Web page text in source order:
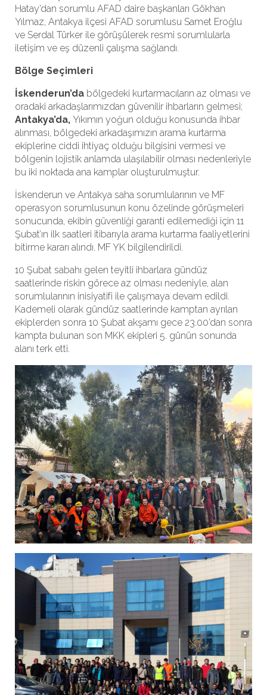
Hatay’dan sorumlu AFAD daire başkanları Gökhan
Yılmaz, Antakya ilçesi AFAD sorumlusu Samet Eroğlu
ve Serdal Türker ile görüşülerek resmi sorumlularla
iletişim ve eş düzenli çalışma sağlandı.
Bölge Seçimleri
İskenderun’da bölgedeki kurtarmacıların az olması ve
oradaki arkadaşlarımızdan güvenilir ihbarların gelmesi;
Antakya’da, Yıkımın yoğun olduğu konusunda ihbar
alınması, bölgedeki arkadaşımızın arama kurtarma
ekiplerine ciddi ihtiyaç olduğu bilgisini vermesi ve
bölgenin lojistik anlamda ulaşılabilir olması nedenleriyle
bu iki noktada ana kamplar oluşturulmuştur.
İskenderun ve Antakya saha sorumlularının ve MF
operasyon sorumlusunun konu özelinde görüşmeleri
sonucunda, ekibin güvenliği garanti edilemediği için 11
Şubat’ın ilk saatleri itibarıyla arama kurtarma faaliyetlerini
bitirme kararı alındı. MF YK bilgilendirildi.
10 Şubat sabahı gelen teyitli ihbarlara gündüz
saatlerinde riskin görece az olması nedeniyle, alan
sorumlularının inisiyatifi ile çalışmaya devam edildi.
Kademeli olarak gündüz saatlerinde kamptan ayrılan
ekiplerden sonra 10 Şubat akşamı gece 23.00’dan sonra
kampta bulunan son MKK ekipleri 5. günün sonunda
alanı terk etti.